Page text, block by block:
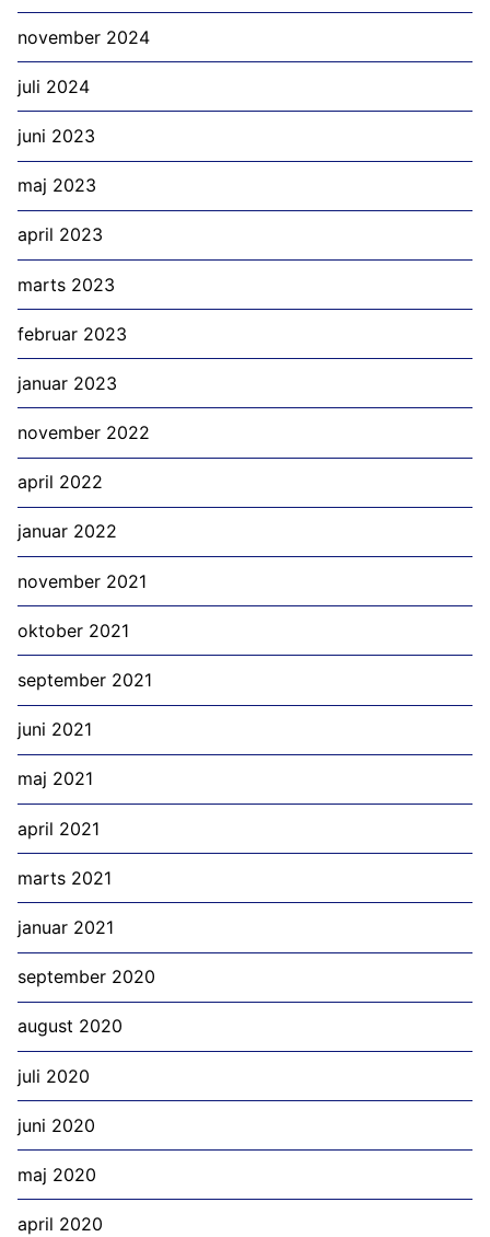
november 2024
juli 2024
juni 2023
maj 2023
april 2023
marts 2023
februar 2023
januar 2023
november 2022
april 2022
januar 2022
november 2021
oktober 2021
september 2021
juni 2021
maj 2021
april 2021
marts 2021
januar 2021
september 2020
august 2020
juli 2020
juni 2020
maj 2020
april 2020